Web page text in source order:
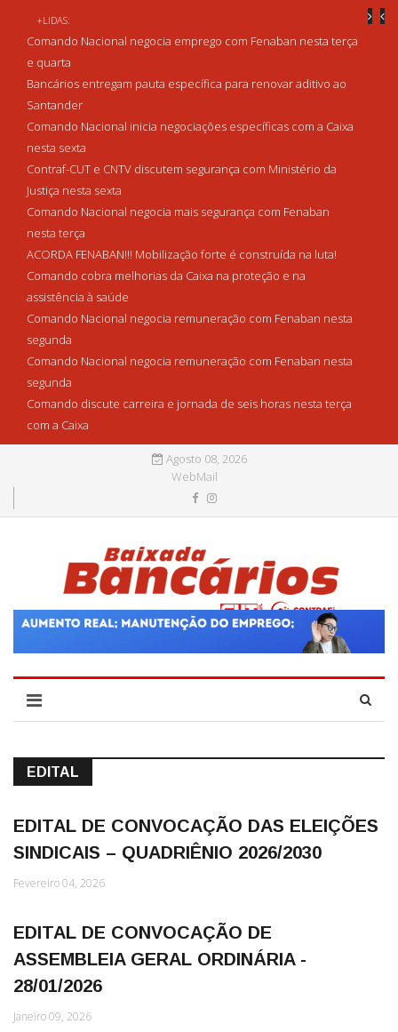
+LIDAS:
Comando Nacional negocia emprego com Fenaban nesta terça
e quarta
Bancários entregam pauta específica para renovar aditivo ao
Santander
Comando Nacional inicia negociações específicas com a Caixa
nesta sexta
Contraf-CUT e CNTV discutem segurança com Ministério da
Justiça nesta sexta
Comando Nacional negocia mais segurança com Fenaban
nesta terça
ACORDA FENABAN!!! Mobilização forte é construída na luta!
Comando cobra melhorias da Caixa na proteção e na
assistência à saúde
Comando Nacional negocia remuneração com Fenaban nesta
segunda
Comando Nacional negocia remuneração com Fenaban nesta
segunda
Comando discute carreira e jornada de seis horas nesta terça
com a Caixa
Agosto 08, 2026
WebMail
EDITAL
EDITAL DE CONVOCAÇÃO DAS ELEIÇÕES
SINDICAIS – QUADRIÊNIO 2026/2030
Fevereiro 04, 2026
EDITAL DE CONVOCAÇÃO DE
ASSEMBLEIA GERAL ORDINÁRIA -
28/01/2026
Janeiro 09, 2026